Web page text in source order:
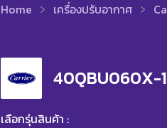
Home เครื่องปรับอากาศ
40QBU060X-
เลือกรุ่นสินค้า :